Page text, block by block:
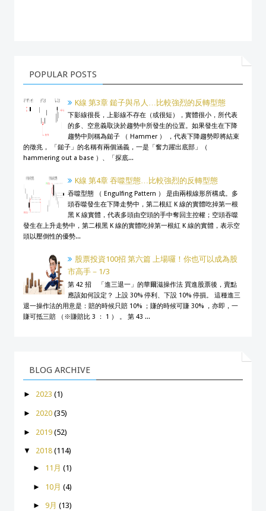
POPULAR POSTS
K線 第3章 鎚子與吊人…比較強烈的反轉型態
下影線很長，上影線不存在（或很短），實體很小，所代表
的多、空意義取決於趨勢中所發生的位置。如果發生在下降
趨勢中則稱為鎚子 （ Hammer ） ，代表下降趨勢即將結束
的徵兆， 「鎚子」的名稱有兩個涵義，一是「奮力躍出底部」（
hammering out a base ）、「探底...
K線 第4章 吞噬型態…比較強烈的反轉型態
吞噬型態 （ Engulfing Pattern ） 是由兩根線形所構成。多
頭吞噬發生在下降走勢中，第二根紅 K 線的實體吃掉第一根
黑 K 線實體，代表多頭由空頭的手中奪回主控權；空頭吞噬
發生在上升走勢中，第二根黑 K 線的實體吃掉第一根紅 K 線的實體，表示空
頭以壓倒性的優勢...
股票投資100招 第六篇 上場囉！你也可以成為股
市高手－1/3
第 42 招 「進三退一」的華爾滋操作法 買進股票後，賣點
應該如何設定？ 上設 30% 停利、下設 10% 停損。 這種進三
退一操作法的用意是：賠的時候只賠 10% ；賺的時候可賺 30% ，亦即，一
賺可抵三賠 （※賺賠比 3 ： 1 ） 。 第 43 ...
BLOG ARCHIVE
► 2023 (1)
► 2020 (35)
► 2019 (52)
▼ 2018 (114)
► 11月 (1)
► 10月 (4)
► 9月 (13)